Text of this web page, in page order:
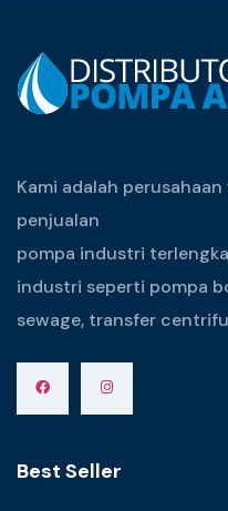
Kami adalah
penjualan
pompa industri
industri seperti pompa
sewage, transfer
Best Seller